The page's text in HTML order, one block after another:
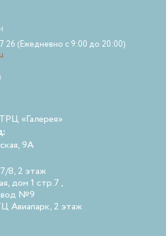
26 (Ежедневно с 9:00 до 20:00)
«Галерея»
9А
8, 2 этаж
дом 1 стр.7 ,
№9
Авиапарк, 2 этаж